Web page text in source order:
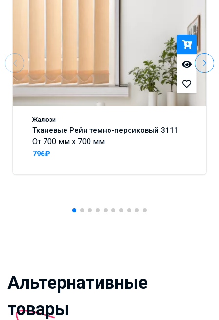
Жалюзи
Тканевые Рейн темно-персиковый 3111
От 700 мм x 700 мм
796₽
Альтернативные
товары